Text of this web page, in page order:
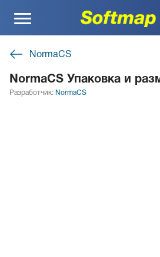
Меню
NormaCS
NormaCS Упаковка и
Разработчик: NormaCS